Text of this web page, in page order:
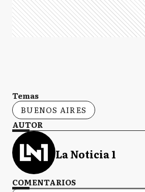
Temas
BUENOS AIRES
AUTOR
La Noticia 1
COMENTARIOS